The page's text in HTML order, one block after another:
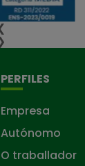
PERFILES
Empresa
Autónomo
O traballador